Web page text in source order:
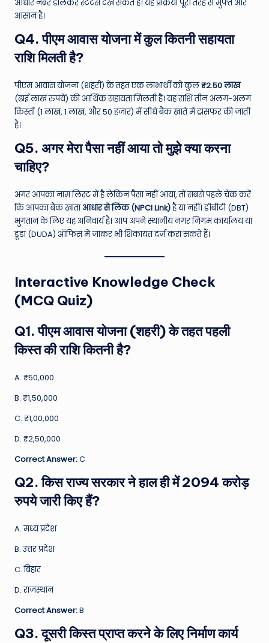
आधार नंबर डालकर स्टेटस देख सकते हैं। यह प्रक्रिया पूरी तरह से मुफ्त और
आसान है।
Q4. पीएम आवास योजना में कुल कितनी सहायता
राशि मिलती है?
पीएम आवास योजना (शहरी) के तहत एक लाभार्थी को कुल₹2.50 लाख
(ढाई लाख रुपये) की आर्थिक सहायता मिलती है। यह राशि तीन अलग-अलग
किस्तों (1 लाख, 1 लाख, और 50 हजार) में सीधे बैंक खाते में ट्रांसफर की जाती
है।
Q5. अगर मेरा पैसा नहीं आया तो मुझे क्या करना
चाहिए?
अगर आपका नाम लिस्ट में है लेकिन पैसा नहीं आया, तो सबसे पहले चेक करें
कि आपका बैंक खाताआधार से लिंक (NPCI Link)है या नहीं। डीबीटी (DBT)
भुगतान के लिए यह अनिवार्य है। आप अपने स्थानीय नगर निगम कार्यालय या
डूडा (DUDA) ऑफिस में जाकर भी शिकायत दर्ज करा सकते हैं।
Interactive Knowledge Check
(MCQ Quiz)
Q1. पीएम आवास योजना (शहरी) के तहत पहली
किस्त की राशि कितनी है?
A. ₹50,000
B. ₹1,50,000
C. ₹1,00,000
D. ₹2,50,000
Correct Answer:C
Q2. किस राज्य सरकार ने हाल ही में 2094 करोड़
रुपये जारी किए हैं?
A. मध्य प्रदेश
B. उत्तर प्रदेश
C. बिहार
D. राजस्थान
Correct Answer:B
Q3. दूसरी किस्त प्राप्त करने के लिए निर्माण कार्य